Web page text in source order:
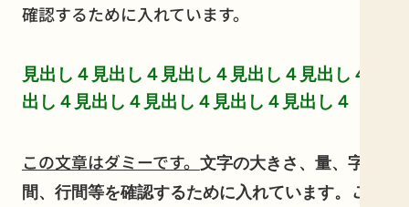
確認するために入れています。
見出し４見出し４見出し４見出し４見出し４見
出し４見出し４見出し４見出し４見出し４
この文章はダミーです。 文字の大きさ、量、字
間、行間等を確認するために入れています。
この